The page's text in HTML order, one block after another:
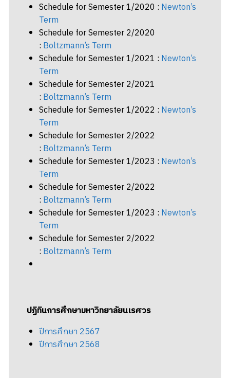
Schedule for Semester 1/2020 : Newton’s
Term
Schedule for Semester 2/2020
: Boltzmann’s Term
Schedule for Semester 1/2021 : Newton’s
Term
Schedule for Semester 2/2021
: Boltzmann’s Term
Schedule for Semester 1/2022 : Newton’s
Term
Schedule for Semester 2/2022
: Boltzmann’s Term
Schedule for Semester 1/2023 : Newton’s
Term
Schedule for Semester 2/2022
: Boltzmann’s Term
Schedule for Semester 1/2023 : Newton’s
Term
Schedule for Semester 2/2022
: Boltzmann’s Term
ปฏิทินการศึกษามหาวิทยาลัยนเรศวร
ปีการศึกษา 2567
ปีการศึกษา 2568